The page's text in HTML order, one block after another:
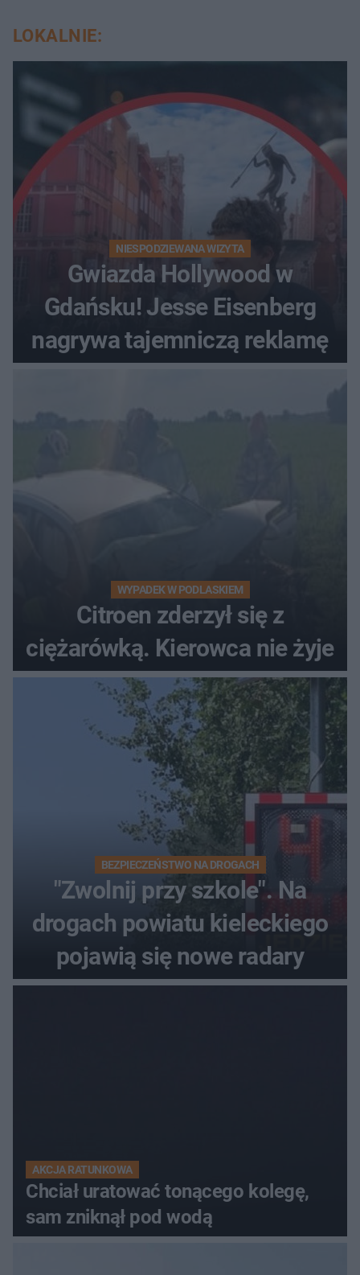
LOKALNIE:
NIESPODZIEWANA WIZYTA
Gwiazda Hollywood w
Gdańsku! Jesse Eisenberg
nagrywa tajemniczą reklamę
WYPADEK W PODLASKIEM
Citroen zderzył się z
ciężarówką. Kierowca nie żyje
BEZPIECZEŃSTWO NA DROGACH
"Zwolnij przy szkole". Na
drogach powiatu kieleckiego
pojawią się nowe radary
AKCJA RATUNKOWA
Chciał uratować tonącego kolegę,
sam zniknął pod wodą